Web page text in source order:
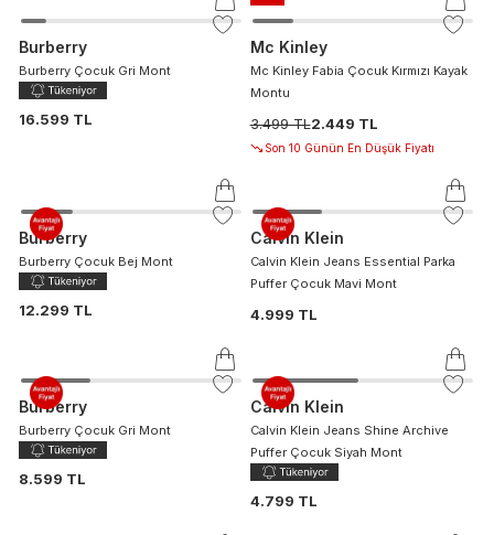
Burberry
Burberry Çocuk Gri Mont
16.599 TL
Mc Kinley
Mc Kinley Fabia Çocuk Kırmızı Kayak
Montu
3.499 TL2.449 TL
Son 10 Günün En Düşük Fiyatı
Burberry
Burberry Çocuk Bej Mont
12.299 TL
Calvin Klein
Calvin Klein Jeans Essential Parka
Puffer Çocuk Mavi Mont
4.999 TL
Burberry
Burberry Çocuk Gri Mont
8.599 TL
Calvin Klein
Calvin Klein Jeans Shine Archive
Puffer Çocuk Siyah Mont
4.799 TL